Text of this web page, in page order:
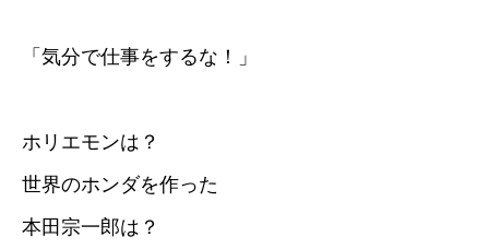
「気分で仕事をするな！」
ホリエモンは？
世界のホンダを作った
本田宗一郎は？